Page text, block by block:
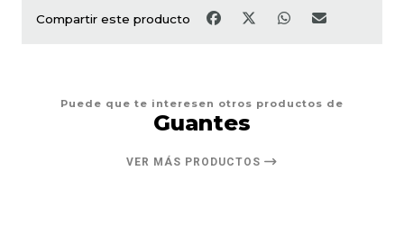
Compartir este producto
Puede que te interesen otros productos de
Guantes
VER MÁS PRODUCTOS